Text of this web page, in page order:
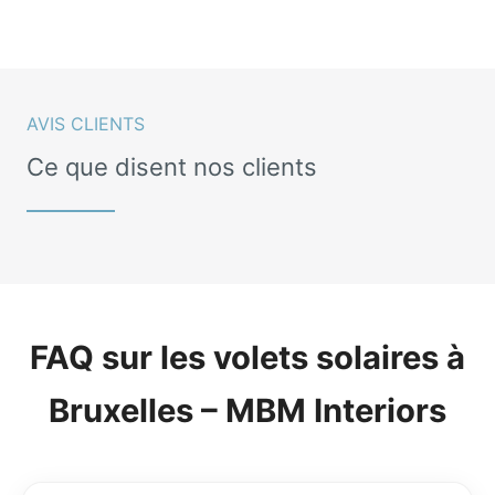
AVIS CLIENTS
Ce que disent nos clients
FAQ sur les volets solaires à
Bruxelles – MBM Interiors